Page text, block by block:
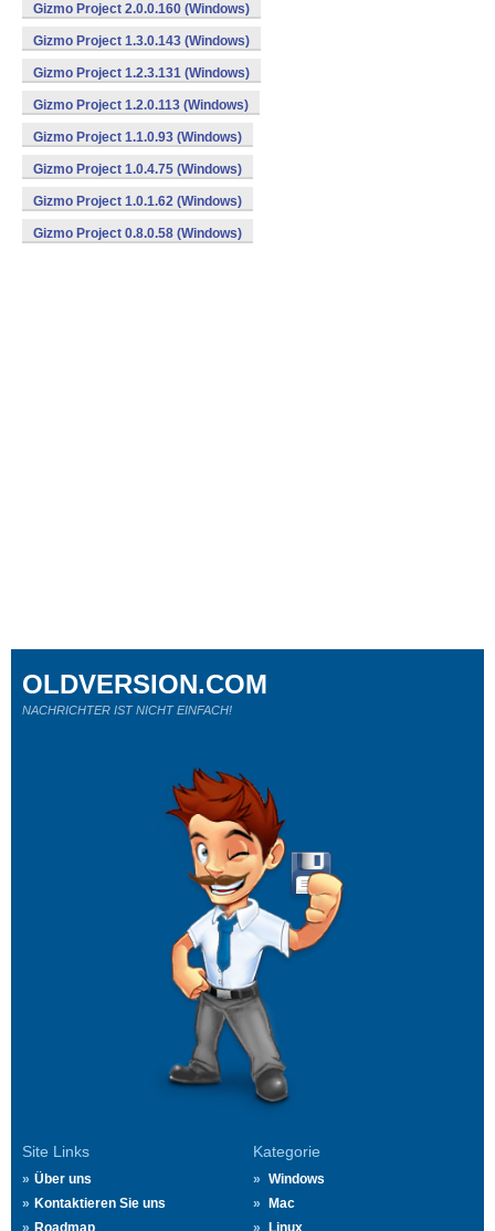
Gizmo Project 2.0.0.160 (Windows)
Gizmo Project 1.3.0.143 (Windows)
Gizmo Project 1.2.3.131 (Windows)
Gizmo Project 1.2.0.113 (Windows)
Gizmo Project 1.1.0.93 (Windows)
Gizmo Project 1.0.4.75 (Windows)
Gizmo Project 1.0.1.62 (Windows)
Gizmo Project 0.8.0.58 (Windows)
Site Links
Über uns
Kontaktieren Sie uns
Roadmap
Kategorie
Windows
Mac
Linux
OLDVERSION.COM
NACHRICHTER IST NICHT EINFACH!